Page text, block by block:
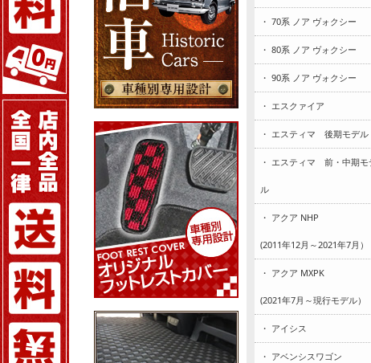
・ 70系 ノア ヴォクシー
・ 80系 ノア ヴォクシー
・ 90系 ノア ヴォクシー
・ エスクァイア
・ エスティマ 後期モデル
・ エスティマ 前・中期モ
ル
・ アクア NHP
(2011年12月～2021年7月）
・ アクア MXPK
(2021年7月～現行モデル）
・ アイシス
・ アベンシスワゴン